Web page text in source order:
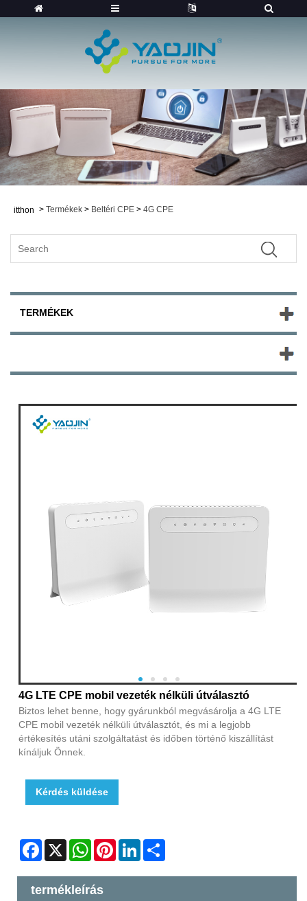
itthon > Termékek > Beltéri CPE > 4G CPE
TERMÉKEK
4G LTE CPE mobil vezeték nélküli útválasztó
Biztos lehet benne, hogy gyárunkból megvásárolja a 4G LTE
CPE mobil vezeték nélküli útválasztót, és mi a legjobb
értékesítés utáni szolgáltatást és időben történő kiszállítást
kínáljuk Önnek.
Kérdés küldése
Facebook
X WhatsAppPinterestLinkedIn
termékleírás